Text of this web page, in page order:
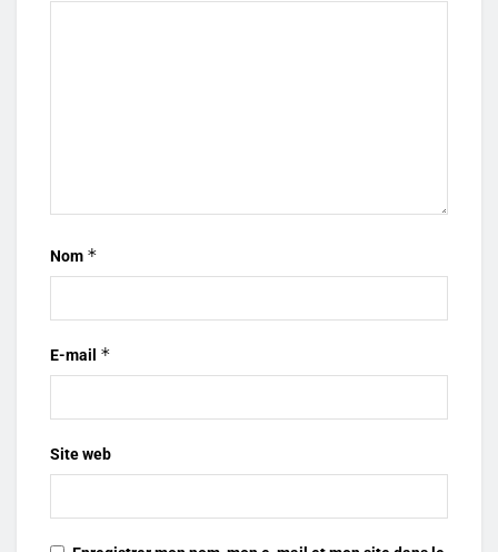
Nom *
E-mail *
Site web